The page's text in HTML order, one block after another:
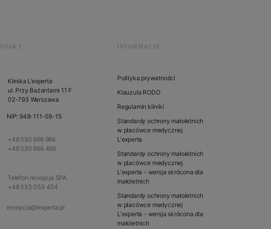
Klinika L’experta
ul. Przy Bażantarni 11 F
02-793 Warszawa
NIP: 948-111-59-15
+48 530 666 966
+48 530 666 466
Telefon recepcja SPA
+48 533 053 434
recepcja@lexperta.pl
INFORMACJE
Polityka prywatności
Klauzula RODO
Regulamin kliniki
Standardy ochrony małoletnich
w placówce medycznej
L'experta
Standardy ochrony małoletnich
w placówce medycznej
L'experta - wersja skrócona dla
małoletnich
Standardy ochrony małoletnich
w placówce medycznej
L'experta - wersja skrócona dla
małoletnich